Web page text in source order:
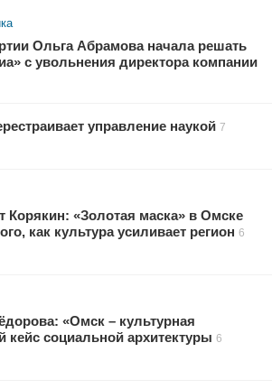
Ольга Абрамова начала решать
с увольнения директора компании
управление наукой 7
Корякин: «Золотая маска» в Омске
как культура усиливает регион 6
«Омск – культурная
кейс социальной архитектуры 6